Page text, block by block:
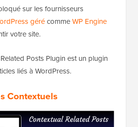
sur les fournisseurs
gérécommeWP Engine
votre site.
Posts Plugin est un plugin
liés à WordPress.
Contextuels